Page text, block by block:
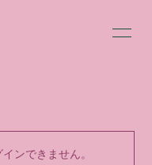
ンできません。